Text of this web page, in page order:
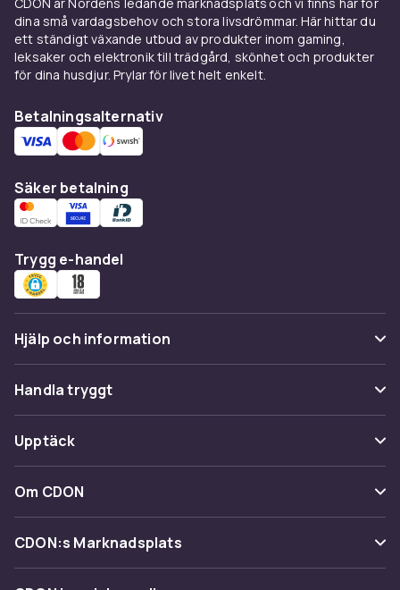
dina små vardagsbehov och stora livsdrömmar. Här hittar du
ett ständigt växande utbud av produkter inom gaming,
leksaker och elektronik till trädgård, skönhet och produkter
för dina husdjur. Prylar för livet helt enkelt.
Betalningsalternativ
Säker betalning
Trygg e-handel
Hjälp och information
Vanliga frågor
Spåra paket
Ångra & Returnera här
Kundservice
Handla tryggt
Betalning
Leverans
Återkallelser
Upptäck
Kategorier
Varumärken
Om CDON
Om oss
Kundrecensioner
CDON:s Marknadsplats